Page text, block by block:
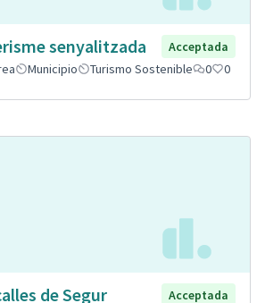
senyalitzada
Acceptada
Municipio Turismo Sostenible 0 0
de Segur
Acceptada